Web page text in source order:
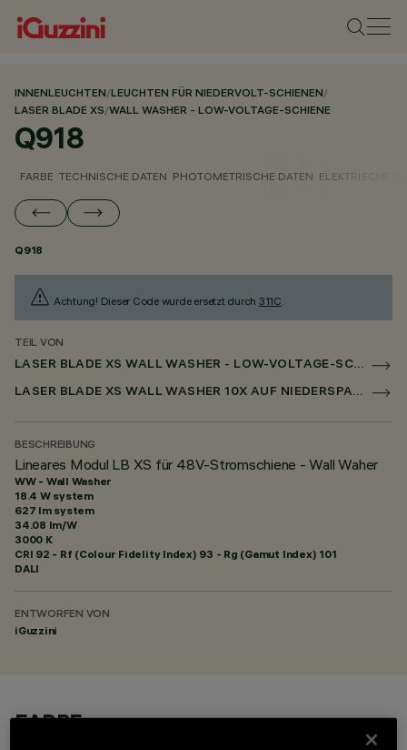
INNENLEUCHTEN/LEUCHTEN FÜR NIEDERVOLT-SCHIENEN/
LASER BLADE XS/WALL WASHER - LOW-VOLTAGE-SCHIENE
Q918
FARBE TECHNISCHE DATEN PHOTOMETRISCHE DATEN ELEKTRISCHE
Q918
Achtung! Dieser Code wurde ersetzt durch 311C.
TEIL VON
LASER BLADE XS WALL WASHER - LOW-VOLTAGE-SCHIENE
LASER BLADE XS WALL WASHER 10X AUF NIEDERSPANNUNGSSCHIENE DALI POWERLINE
BESCHREIBUNG
Lineares Modul LB XS für 48V-Stromschiene - Wall Waher
WW - Wall Washer
18.4 W system
627 lm system
34.08 lm/W
3000 K
CRI 92 - Rf (Colour Fidelity Index) 93 - Rg (Gamut Index) 101
DALI
ENTWORFEN VON
iGuzzini
FARBE